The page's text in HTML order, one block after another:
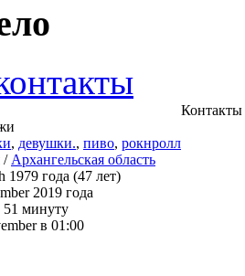
, девушки., пиво, рокнролл
/Архангельская область
1979 года (47 лет)
2019 года
51 минуту
в 01:00
Контакты